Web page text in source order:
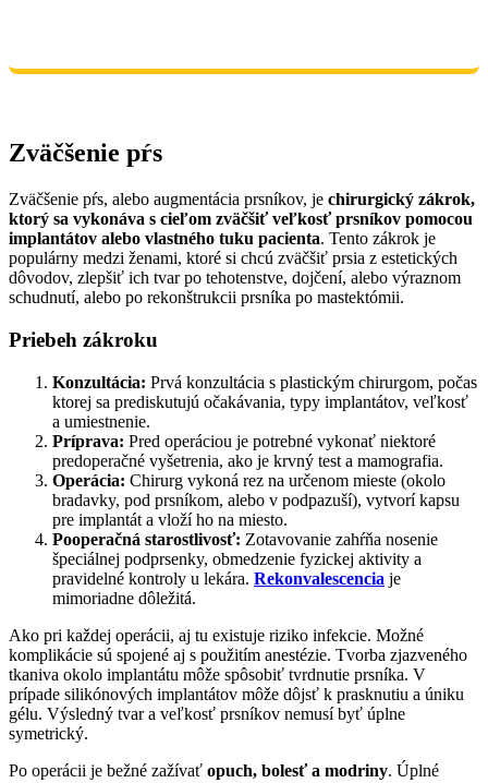
Zväčšenie pŕs
Zväčšenie pŕs, alebo augmentácia prsníkov, je chirurgický zákrok,
ktorý sa vykonáva s cieľom zväčšiť veľkosť prsníkov pomocou
implantátov alebo vlastného tuku pacienta. Tento zákrok je
populárny medzi ženami, ktoré si chcú zväčšiť prsia z estetických
dôvodov, zlepšiť ich tvar po tehotenstve, dojčení, alebo výraznom
schudnutí, alebo po rekonštrukcii prsníka po mastektómii.
Priebeh zákroku
Konzultácia: Prvá konzultácia s plastickým chirurgom, počas
ktorej sa prediskutujú očakávania, typy implantátov, veľkosť
a umiestnenie.
Príprava: Pred operáciou je potrebné vykonať niektoré
predoperačné vyšetrenia, ako je krvný test a mamografia.
Operácia: Chirurg vykoná rez na určenom mieste (okolo
bradavky, pod prsníkom, alebo v podpazuší), vytvorí kapsu
pre implantát a vloží ho na miesto.
Pooperačná starostlivosť: Zotavovanie zahŕňa nosenie
špeciálnej podprsenky, obmedzenie fyzickej aktivity a
pravidelné kontroly u lekára. Rekonvalescencia je
mimoriadne dôležitá.
Ako pri každej operácii, aj tu existuje riziko infekcie. Možné
komplikácie sú spojené aj s použitím anestézie. Tvorba zjazveného
tkaniva okolo implantátu môže spôsobiť tvrdnutie prsníka. V
prípade silikónových implantátov môže dôjsť k prasknutiu a úniku
gélu. Výsledný tvar a veľkosť prsníkov nemusí byť úplne
symetrický.
Po operácii je bežné zažívať opuch, bolesť a modriny. Úplné